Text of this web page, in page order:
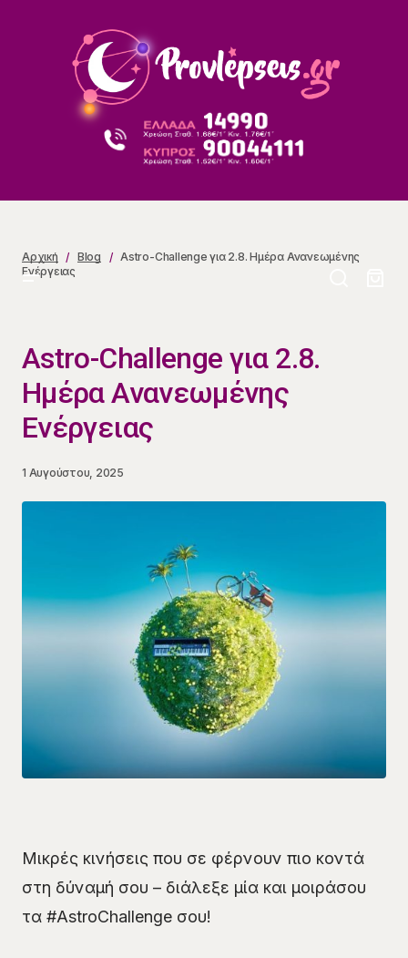
Αρχική Blog
Astro-Challenge για 2.8. Ημέρα Ανανεωμένης
Ενέργειας
Astro-Challenge για 2.8.
Ημέρα Ανανεωμένης
Ενέργειας
1 Αυγούστου, 2025
Μικρές κινήσεις που σε φέρνουν πιο κοντά
στη δύναμή σου – διάλεξε μία και μοιράσου
τα #AstroChallenge σου!